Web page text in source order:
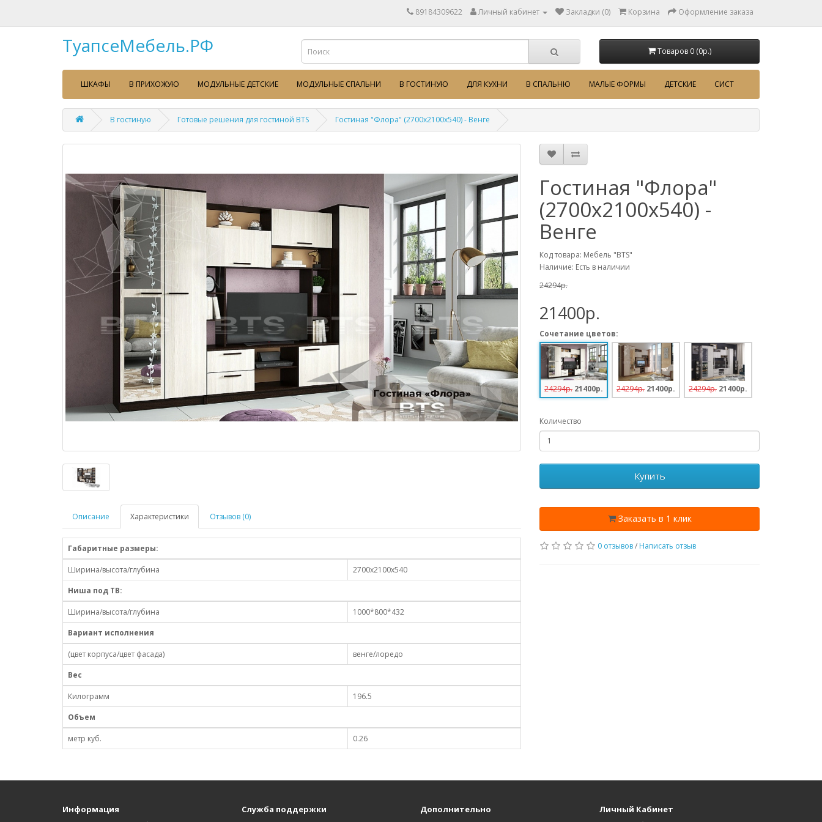
89184309622 Личный кабинет Закладки (0) Корзина Оформление заказа
ТуапсеМебель.РФ Товаров 0 (0p.)
ШКАФЫ В ПРИХОЖУЮ МОДУЛЬНЫЕ ДЕТСКИЕ МОДУЛЬНЫЕ СПАЛЬНИ В ГОСТИНУЮ ДЛЯ КУХНИ В СПАЛЬНЮ МАЛЫЕ ФОРМЫ ДЕТСКИЕ СИСТ
В гостиную Готовые решения для гостиной BTS Гостиная "Флора" (2700х2100х540) - Венге
Описание Характеристики Отзывов (0)
Габаритные размеры:
Ширина/высота/глубина
2700х2100х540
Ниша под ТВ:
Ширина/высота/глубина
1000*800*432
Вариант исполнения
(цвет корпуса/цвет фасада)
венге/лоредо
Вес
Килограмм
196.5
Объем
метр куб. 0.26
Гостиная "Флора"
(2700х2100х540) -
Венге
Код товара: Мебель "BTS"
Наличие: Есть в наличии
24294p.
21400p.
Сочетание цветов:
24294p. 21400p. 24294p. 21400p. 24294p. 21400p.
Количество
Купить
Заказать в 1 клик
0 отзывов/ Написать отзыв
Информация Служба поддержки Дополнительно Личный Кабинет